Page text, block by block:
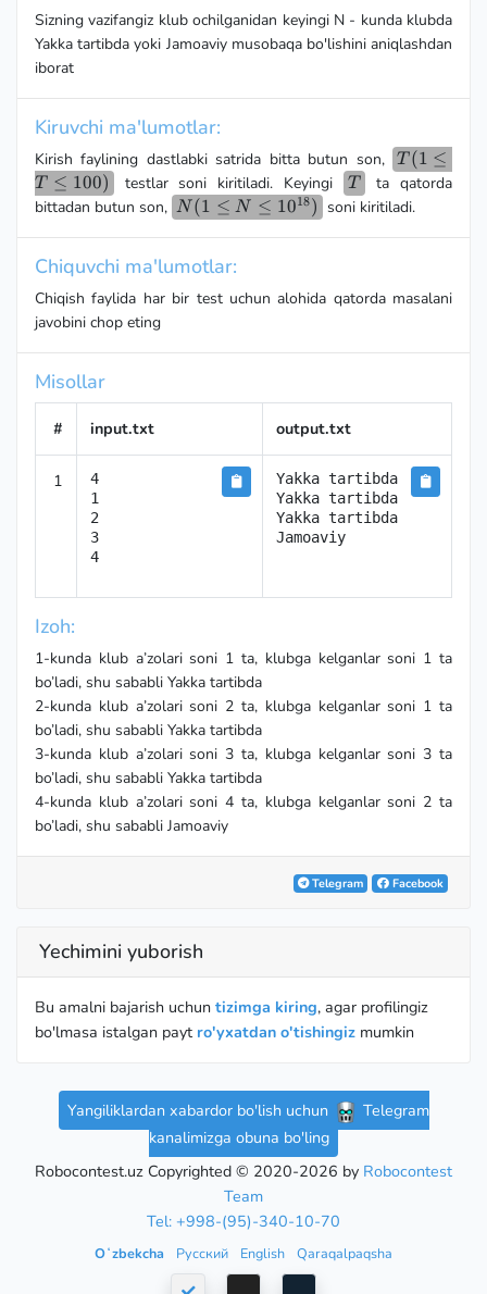
Sizning vazifangiz klub ochilganidan keyingi N - kunda klubda
Yakka tartibda yoki Jamoaviy musobaqa bo'lishini aniqlashdan
iborat
Kiruvchi ma'lumotlar:
Kirish faylining dastlabki satrida bitta butun son, T(1
\le
T
T (1 ≤
T ≤ 100) testlar soni kiritiladi. Keyingi T
T
ta qatorda
bittadan butun son, N (1 \le
N (1 ≤ N ≤ 1018) soni kiritiladi.
Chiquvchi ma'lumotlar:
Chiqish faylida har bir test uchun alohida qatorda masalani
javobini chop eting
Misollar
# input.txt output.txt
1
4
1
2
3
4
Yakka tartibda
Yakka tartibda
Yakka tartibda
Jamoaviy
Izoh:
1-kunda klub a’zolari soni 1 ta, klubga kelganlar soni 1 ta
bo’ladi, shu sababli Yakka tartibda
2-kunda klub a’zolari soni 2 ta, klubga kelganlar soni 1 ta
bo’ladi, shu sababli Yakka tartibda
3-kunda klub a’zolari soni 3 ta, klubga kelganlar soni 3 ta
bo’ladi, shu sababli Yakka tartibda
4-kunda klub a’zolari soni 4 ta, klubga kelganlar soni 2 ta
bo’ladi, shu sababli Jamoaviy
Telegram Facebook
Yechimini yuborish
Bu amalni bajarish uchun tizimga kiring, agar profilingiz
bo'lmasa istalgan payt ro'yxatdan o'tishingiz mumkin
Yangiliklardan xabardor bo'lish uchun
Telegram
kanalimizga obuna bo'ling
Robocontest.uz Copyrighted © 2020-2026 by Robocontest
Team
Tel: +998-(95)-340-10-70
Oʻzbekcha Русский English Qaraqalpaqsha